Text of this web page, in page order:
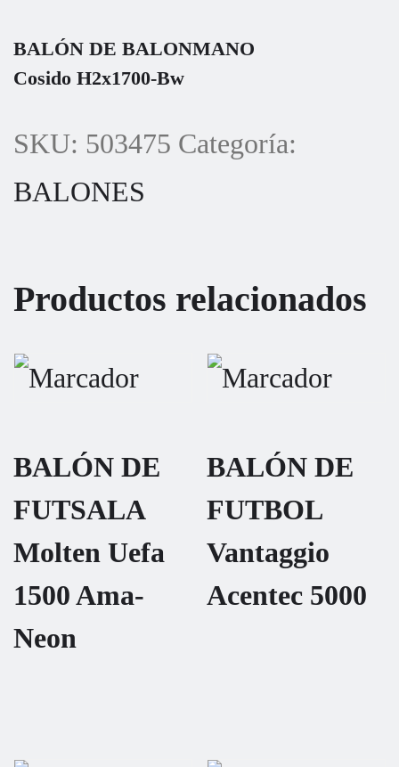
BALÓN DE BALONMANO
Cosido H2x1700-Bw
SKU: 503475 Categoría:
BALONES
Productos relacionados
BALÓN DE
FUTSALA
Molten Uefa
1500 Ama-
Neon
BALÓN DE
FUTBOL
Vantaggio
Acentec 5000